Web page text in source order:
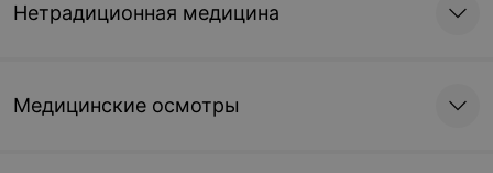
Нетрадиционная медицина
Медицинские осмотры